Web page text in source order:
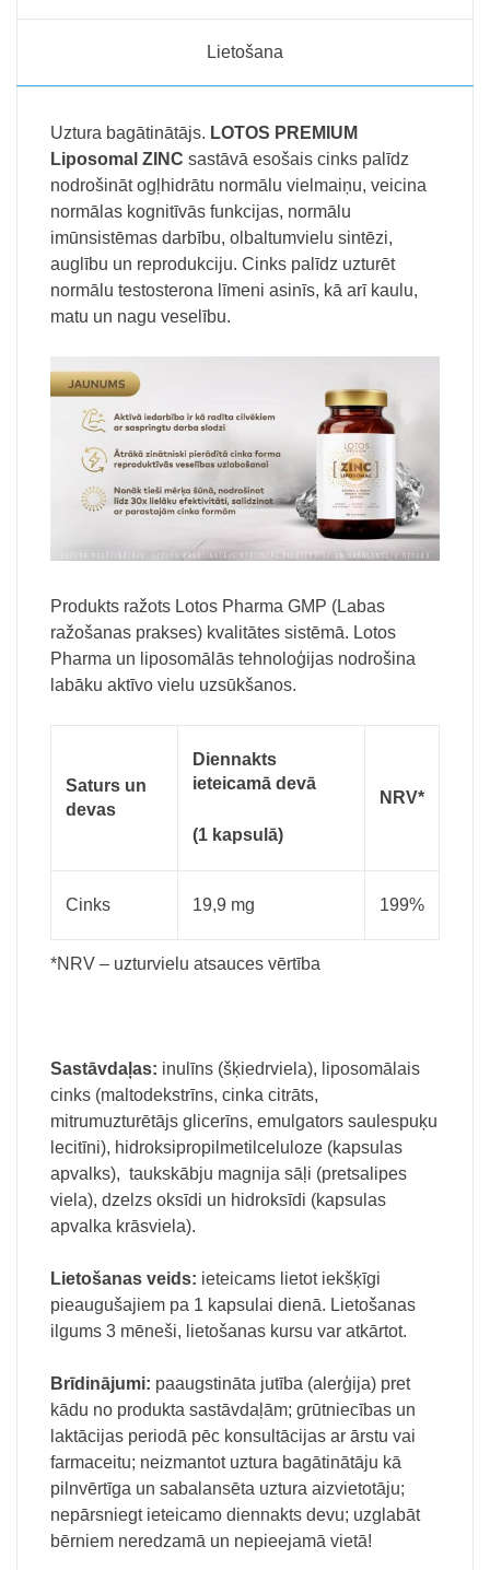
Lietošana
Uztura bagātinātājs. LOTOS PREMIUM
Liposomal ZINC sastāvā esošais cinks palīdz
nodrošināt ogļhidrātu normālu vielmaiņu, veicina
normālas kognitīvās funkcijas, normālu
imūnsistēmas darbību, olbaltumvielu sintēzi,
auglību un reprodukciju. Cinks palīdz uzturēt
normālu testosterona līmeni asinīs, kā arī kaulu,
matu un nagu veselību.
Produkts ražots Lotos Pharma GMP (Labas
ražošanas prakses) kvalitātes sistēmā. Lotos
Pharma un liposomālās tehnoloģijas nodrošina
labāku aktīvo vielu uzsūkšanos.
Saturs un
devas
Diennakts
ieteicamā devā
(1 kapsulā)
NRV*
Cinks 19,9 mg 199%
*NRV – uzturvielu atsauces vērtība
Sastāvdaļas: inulīns (šķiedrviela), liposomālais
cinks (maltodekstrīns, cinka citrāts,
mitrumuzturētājs glicerīns, emulgators saulespuķu
lecitīni), hidroksipropilmetilceluloze (kapsulas
apvalks), taukskābju magnija sāļi (pretsalipes
viela), dzelzs oksīdi un hidroksīdi (kapsulas
apvalka krāsviela).
Lietošanas veids: ieteicams lietot iekšķīgi
pieaugušajiem pa 1 kapsulai dienā. Lietošanas
ilgums 3 mēneši, lietošanas kursu var atkārtot.
Brīdinājumi: paaugstināta jutība (alerģija) pret
kādu no produkta sastāvdaļām; grūtniecības un
laktācijas periodā pēc konsultācijas ar ārstu vai
farmaceitu; neizmantot uztura bagātinātāju kā
pilnvērtīga un sabalansēta uztura aizvietotāju;
nepārsniegt ieteicamo diennakts devu; uzglabāt
bērniem neredzamā un nepieejamā vietā!